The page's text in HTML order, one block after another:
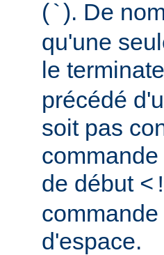
(`). De
qu'une
le
précédé
soit pas
de début
d'espace.